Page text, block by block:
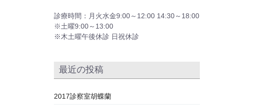
診療時間：月火水金9:00～12:00 14:30～18:00
※土曜9:00～13:00
※木土曜午後休診 日祝休診
最近の投稿
2017診察室胡蝶蘭